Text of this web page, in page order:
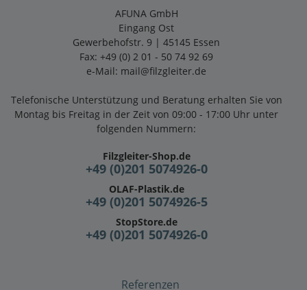
AFUNA GmbH
Eingang Ost
Gewerbehofstr. 9 | 45145 Essen
Fax: +49 (0) 2 01 - 50 74 92 69
e-Mail: mail@filzgleiter.de
Telefonische Unterstützung und Beratung erhalten Sie von
Montag bis Freitag in der Zeit von 09:00 - 17:00 Uhr unter
folgenden Nummern:
Filzgleiter-Shop.de
+49 (0)201 5074926-0
OLAF-Plastik.de
+49 (0)201 5074926-5
StopStore.de
+49 (0)201 5074926-0
Referenzen